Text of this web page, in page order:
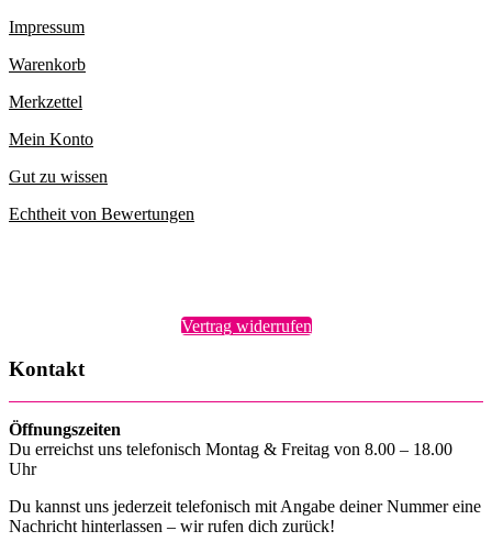
Impressum
Warenkorb
Merkzettel
Mein Konto
Gut zu wissen
Echtheit von Bewertungen
Vertrag widerrufen
Kontakt
Öffnungszeiten
Du erreichst uns telefonisch Montag & Freitag von 8.00 – 18.00
Uhr
Du kannst uns jederzeit telefonisch mit Angabe deiner Nummer eine
Nachricht hinterlassen – wir rufen dich zurück!